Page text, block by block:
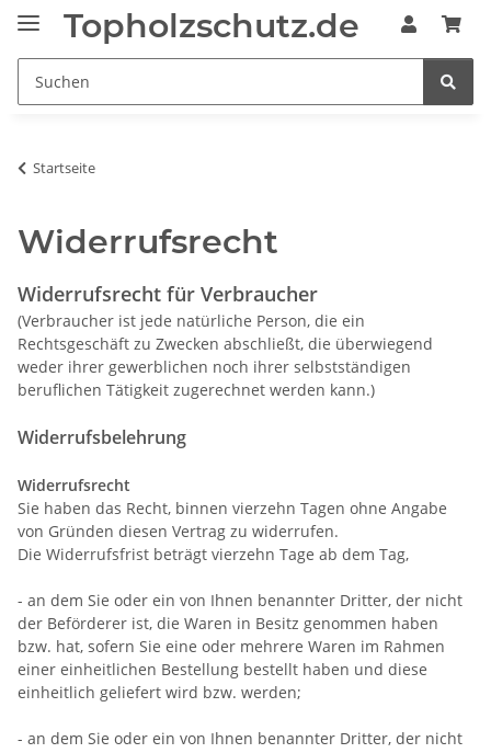
Topholzschutz.de
Startseite
Widerrufsrecht
Widerrufsrecht für Verbraucher
(Verbraucher ist jede natürliche Person, die ein
Rechtsgeschäft zu Zwecken abschließt, die überwiegend
weder ihrer gewerblichen noch ihrer selbstständigen
beruflichen Tätigkeit zugerechnet werden kann.)
Widerrufsbelehrung
Widerrufsrecht
Sie haben das Recht, binnen vierzehn Tagen ohne Angabe
von Gründen diesen Vertrag zu widerrufen.
Die Widerrufsfrist beträgt vierzehn Tage ab dem Tag,
- an dem Sie oder ein von Ihnen benannter Dritter, der nicht
der Beförderer ist, die Waren in Besitz genommen haben
bzw. hat, sofern Sie eine oder mehrere Waren im Rahmen
einer einheitlichen Bestellung bestellt haben und diese
einheitlich geliefert wird bzw. werden;
- an dem Sie oder ein von Ihnen benannter Dritter, der nicht